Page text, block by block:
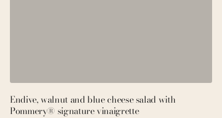
Endive, walnut and blue cheese salad with
Pommery® signature vinaigrette